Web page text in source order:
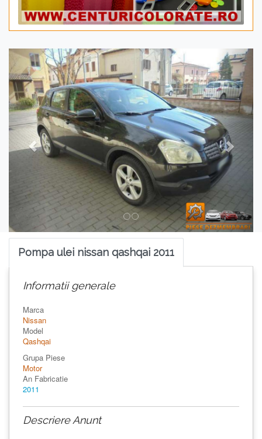
Previous Next
Pompa ulei nissan qashqai 2011
Informatii generale
Marca
Nissan
Model
Qashqai
Grupa Piese
Motor
An Fabricatie
2011
Descriere Anunt